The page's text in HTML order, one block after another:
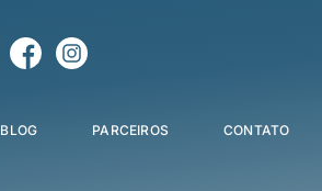
BLOG PARCEIROS CONTATO